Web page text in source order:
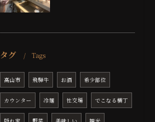
タグ Tags
高山市 飛騨牛 お酒 希少部位
カウンター 冷麺 社交場 でこなる横丁